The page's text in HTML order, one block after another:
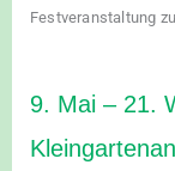
Festveranstaltung
9. Mai – 21.